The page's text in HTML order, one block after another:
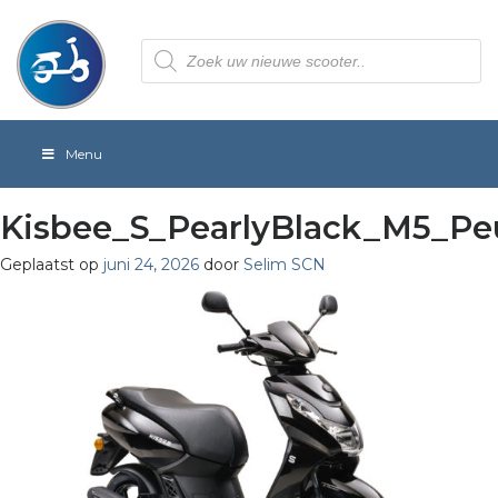
Producten
zoeken
Menu
Geplaatst op juni 24, 2026 door Selim SCN